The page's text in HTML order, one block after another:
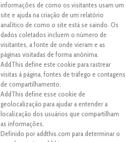
informações de como os visitantes usam um
site e ajuda na criação de um relatório
analítico de como o site está se saindo. Os
dados coletados incluem o número de
visitantes, a fonte de onde vieram e as
páginas visitadas de forma anônima.
AddThis define este cookie para rastrear
visitas à página, fontes de tráfego e contagens
de compartilhamento.
AddThis define esse cookie de
geolocalização para ajudar a entender a
localização dos usuários que compartilham
as informações.
Definido por addthis.com para determinar o